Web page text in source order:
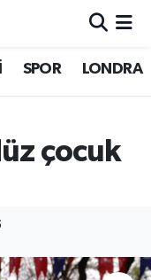
SPOR LONDRA
çocuk